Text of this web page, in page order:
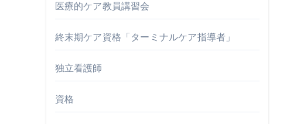
医療的ケア教員講習会
終末期ケア資格「ターミナルケア指導者」
独立看護師
資格